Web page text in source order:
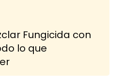
Fungicida con
lo que